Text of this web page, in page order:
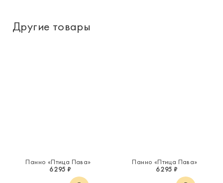
Другие товары
Панно «Птица Пава»
6 295 ₽
Панно «Птица Пава»
6 295 ₽